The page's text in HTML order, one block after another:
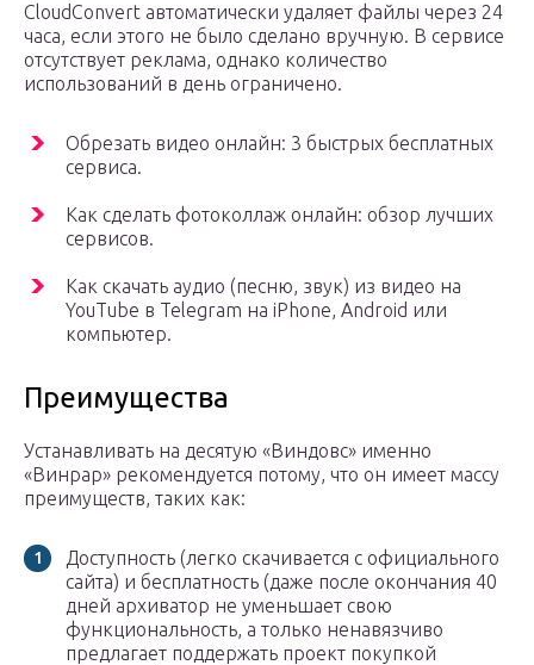
CloudConvert автоматически удаляет файлы через 24
часа, если этого не было сделано вручную. В сервисе
отсутствует реклама, однако количество
использований в день ограничено.
Обрезать видео онлайн: 3 быстрых бесплатных
сервиса.
Как сделать фотоколлаж онлайн: обзор лучших
сервисов.
Как скачать аудио (песню, звук) из видео на
YouTube в Telegram на iPhone, Android или
компьютер.
Преимущества
Устанавливать на десятую «Виндовс» именно
«Винрар» рекомендуется потому, что он имеет массу
преимуществ, таких как:
Доступность (легко скачивается с официального
сайта) и бесплатность (даже после окончания 40
дней архиватор не уменьшает свою
функциональность, а только ненавязчиво
предлагает поддержать проект покупкой